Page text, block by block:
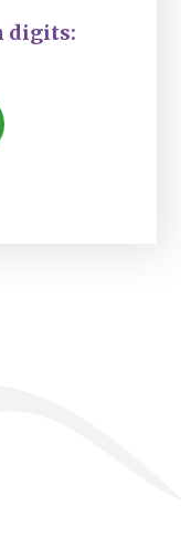
digits: